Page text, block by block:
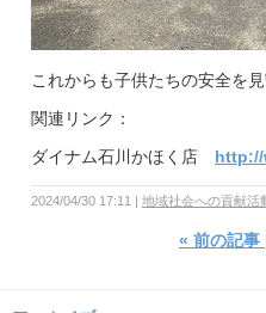
これからも子供たちの安全を
関連リンク：
ダイナム石川かほく店 http://
2024/04/30 17:11 地域社会への貢献活
« 前の記事